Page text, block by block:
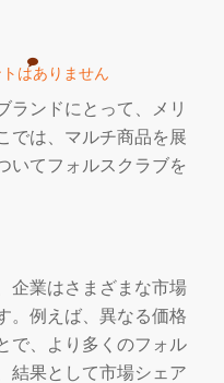
シ
ョ
切
り
はありません
ランドにとって、メリ
では、マルチ商品を展
いてフォルスクラブを
企業はさまざまな市場
。例えば、異なる価格
で、より多くのフォル
結果として市場シェア